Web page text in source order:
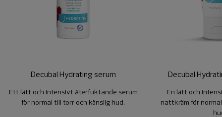
Decubal Hydrating serum
Ett lätt och intensivt återfuktande serum
för normal till torr och känslig hud.
Decubal
En lätt och
nattkräm för